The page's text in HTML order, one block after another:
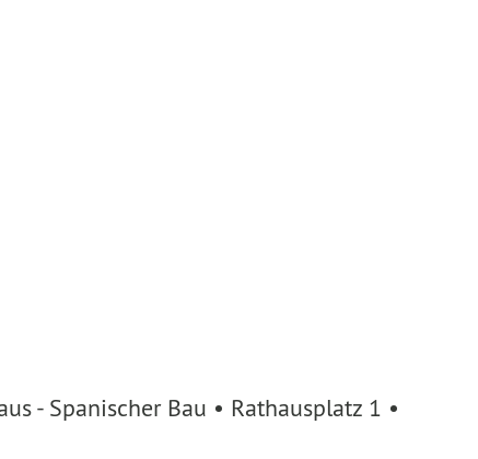
- Spanischer Bau • Rathausplatz 1 •